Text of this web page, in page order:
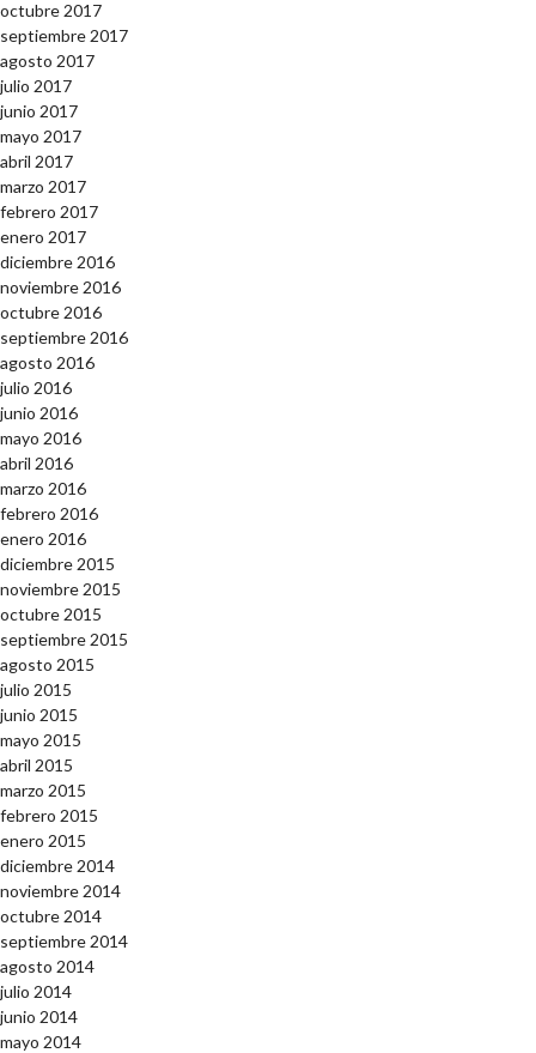
octubre 2017
septiembre 2017
agosto 2017
julio 2017
junio 2017
mayo 2017
abril 2017
marzo 2017
febrero 2017
enero 2017
diciembre 2016
noviembre 2016
octubre 2016
septiembre 2016
agosto 2016
julio 2016
junio 2016
mayo 2016
abril 2016
marzo 2016
febrero 2016
enero 2016
diciembre 2015
noviembre 2015
octubre 2015
septiembre 2015
agosto 2015
julio 2015
junio 2015
mayo 2015
abril 2015
marzo 2015
febrero 2015
enero 2015
diciembre 2014
noviembre 2014
octubre 2014
septiembre 2014
agosto 2014
julio 2014
junio 2014
mayo 2014